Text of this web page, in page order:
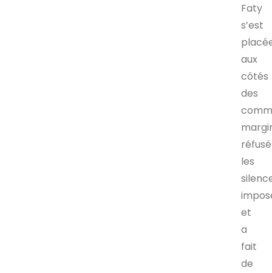
Faty
s’est
aux
côtés
des
réfusé
les
et
a
fait
de